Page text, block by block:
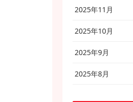
2025年11月
2025年10月
2025年9月
2025年8月